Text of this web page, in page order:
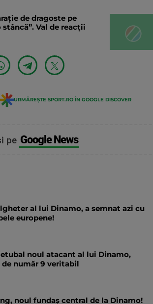
de dragoste pe
stâncă”. Val de reacții
URMĂREȘTE SPORT.RO ÎN GOOGLE DISCOVER
pe Google News
al lui Dinamo, a semnat azi cu
europene!
noul atacant al lui Dinamo,
număr 9 veritabil
noul fundaș central de la Dinamo!